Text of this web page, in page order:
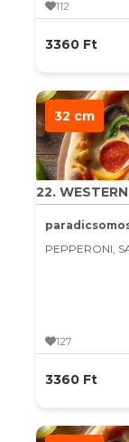
112
3360 Ft
32 cm
22. WESTERN
PEPPERONI,
127
3360 Ft